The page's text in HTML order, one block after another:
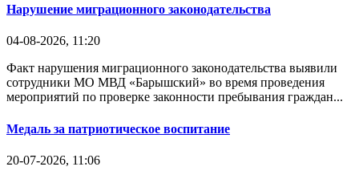
Нарушение миграционного законодательства
04-08-2026, 11:20
Факт нарушения миграционного законодательства выявили
сотрудники МО МВД «Барышский» во время проведения
мероприятий по проверке законности пребывания граждан...
Медаль за патриотическое воспитание
20-07-2026, 11:06